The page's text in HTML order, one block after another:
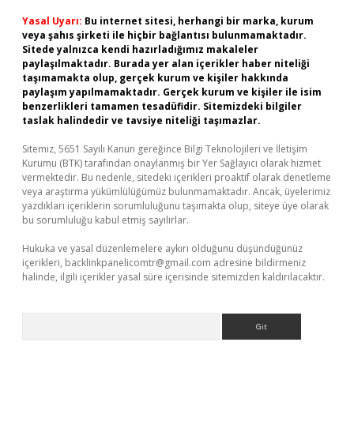
Yasal Uyarı: Bu internet sitesi, herhangi bir marka, kurum
veya şahıs şirketi ile hiçbir bağlantısı bulunmamaktadır.
Sitede yalnızca kendi hazırladığımız makaleler
paylaşılmaktadır. Burada yer alan içerikler haber niteliği
taşımamakta olup, gerçek kurum ve kişiler hakkında
paylaşım yapılmamaktadır. Gerçek kurum ve kişiler ile isim
benzerlikleri tamamen tesadüfidir. Sitemizdeki bilgiler
taslak halindedir ve tavsiye niteliği taşımazlar.
Sitemiz, 5651 Sayılı Kanun gereğince Bilgi Teknolojileri ve İletişim
Kurumu (BTK) tarafından onaylanmış bir Yer Sağlayıcı olarak hizmet
vermektedir. Bu nedenle, sitedeki içerikleri proaktif olarak denetleme
veya araştırma yükümlülüğümüz bulunmamaktadır. Ancak, üyelerimiz
yazdıkları içeriklerin sorumluluğunu taşımakta olup, siteye üye olarak
bu sorumluluğu kabul etmiş sayılırlar.
Hukuka ve yasal düzenlemelere aykırı olduğunu düşündüğünüz
içerikleri, backlinkpanelicomtr@gmail.com adresine bildirmeniz
halinde, ilgili içerikler yasal süre içerisinde sitemizden kaldırılacaktır.